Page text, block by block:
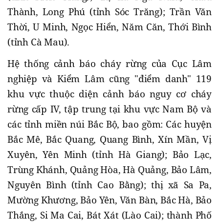
Thành, Long Phú (tỉnh Sóc Trăng); Trần Văn
Thời, U Minh, Ngọc Hiển, Năm Căn, Thới Bình
(tỉnh Cà Mau).
Hệ thống cảnh báo cháy rừng của Cục Lâm
nghiệp và Kiểm Lâm cũng "điểm danh" 119
khu vực thuộc diện cảnh báo nguy cơ cháy
rừng cấp IV, tập trung tại khu vực Nam Bộ và
các tỉnh miền núi Bắc Bộ, bao gồm: Các huyện
Bắc Mê, Bắc Quang, Quang Bình, Xín Mần, Vị
Xuyên, Yên Minh (tỉnh Hà Giang); Bảo Lạc,
Trùng Khánh, Quảng Hòa, Hà Quảng, Bảo Lâm,
Nguyên Bình (tỉnh Cao Bằng); thị xã Sa Pa,
Mường Khương, Bảo Yên, Văn Bàn, Bắc Hà, Bảo
Thắng, Si Ma Cai, Bát Xát (Lào Cai); thành Phố